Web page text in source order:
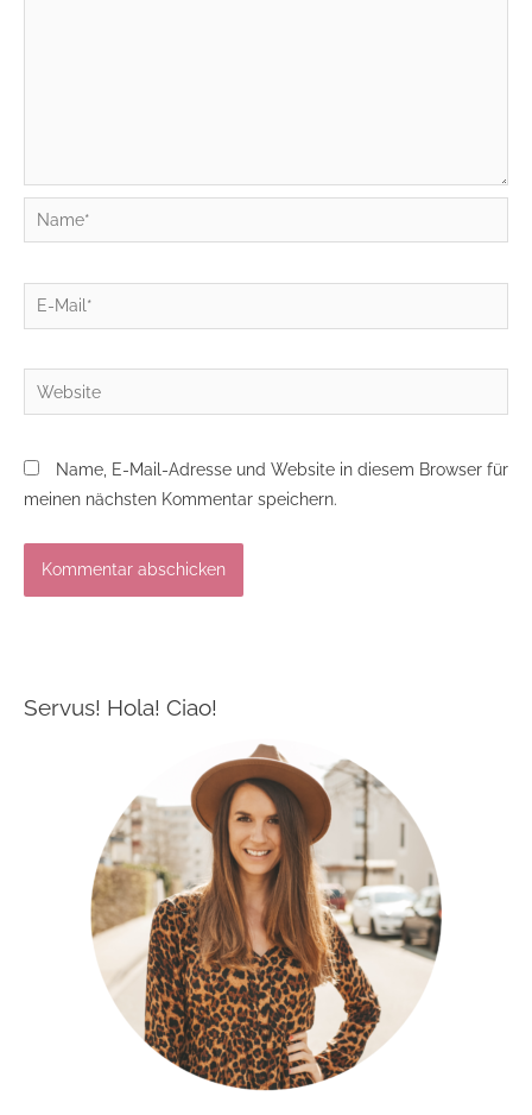
Name*
E-
Mail*
Website
Name, E-Mail-Adresse und Website in diesem Browser für
meinen nächsten Kommentar speichern.
Servus! Hola! Ciao!